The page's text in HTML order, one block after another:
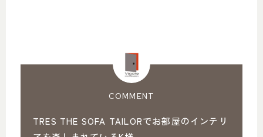
COMMENT
TRES THE SOFA TAILORでお部屋のインテリ